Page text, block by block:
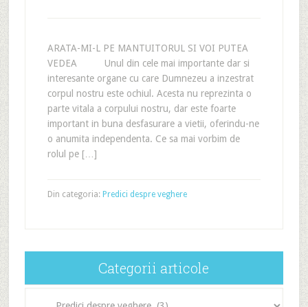
ARATA-MI-L PE MANTUITORUL SI VOI PUTEA
VEDEA Unul din cele mai importante dar si
interesante organe cu care Dumnezeu a inzestrat
corpul nostru este ochiul. Acesta nu reprezinta o
parte vitala a corpului nostru, dar este foarte
important in buna desfasurare a vietii, oferindu-ne
o anumita independenta. Ce sa mai vorbim de
rolul pe […]
Din categoria: Predici despre veghere
Categorii articole